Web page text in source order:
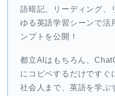
語暗記、リーディング、
ゆる英語学習シーンで活
ンプトを公開！
都立AIはもちろん、
にコピペするだけですぐ
社会人まで、英語を学ぶ